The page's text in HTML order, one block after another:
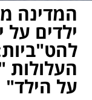
המדינה
ילדים
העלולות
על הילד"